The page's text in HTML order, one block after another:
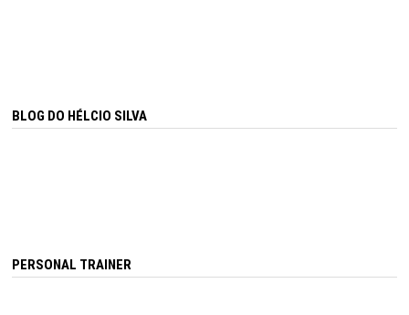
BLOG DO HÉLCIO SILVA
PERSONAL TRAINER